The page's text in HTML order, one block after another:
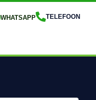
WHATSAPP TELEFOON